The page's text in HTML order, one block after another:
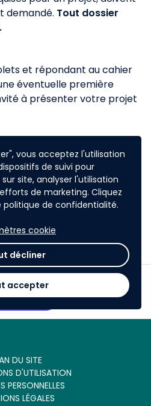
vous acceptez l'utilisation
de suivi pour
site, analyser l'utilisation
de marketing. Cliquez
de confidentialité.
cookie
décliner
accepter
demandé. Tout dossier
et répondant au cahier
éventuelle première
à présenter votre projet
comprenant 10 minutes
projet, ainsi que 5 minutes
tiendra le jeudi 1er Octobre
DU SITE
D'UTILISATION
PERSONNELLES
LÉGALES